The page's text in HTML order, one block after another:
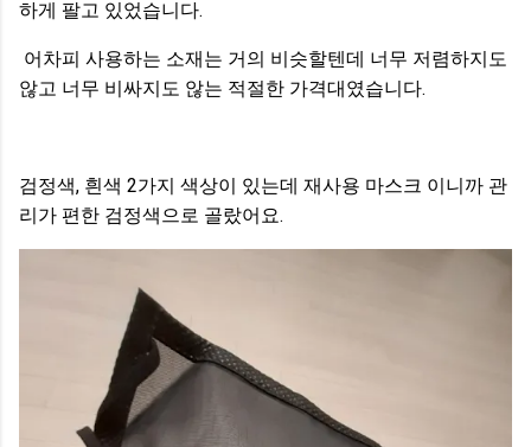
하게 팔고 있었습니다.
어차피 사용하는 소재는 거의 비슷할텐데 너무 저렴하지도
않고 너무 비싸지도 않는 적절한 가격대였습니다.
검정색, 흰색 2가지 색상이 있는데 재사용 마스크 이니까 관
리가 편한 검정색으로 골랐어요.